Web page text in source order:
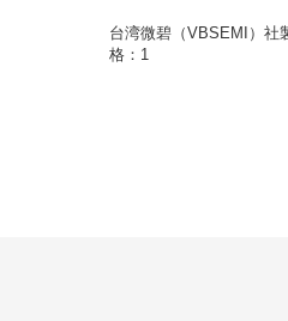
台湾微碧（VBSEMI）社
格：1